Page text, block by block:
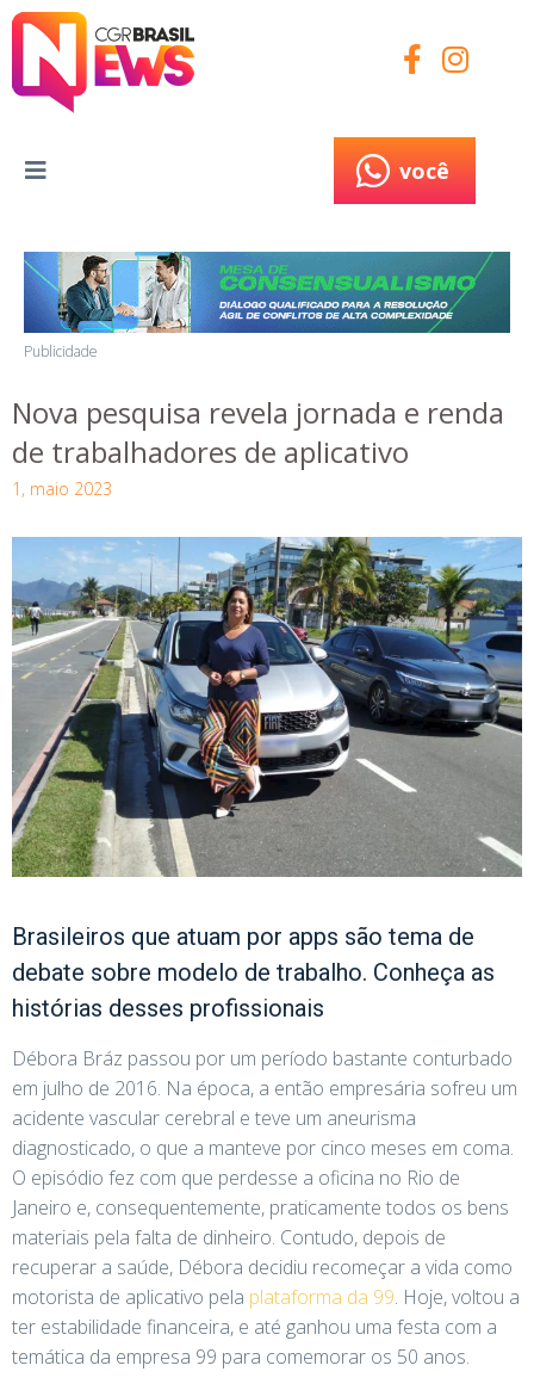
você
Publicidade
Nova pesquisa revela jornada e renda
de trabalhadores de aplicativo
1, maio 2023
Brasileiros que atuam por apps são tema de
debate sobre modelo de trabalho. Conheça as
histórias desses profissionais
Débora Bráz passou por um período bastante conturbado
em julho de 2016. Na época, a então empresária sofreu um
acidente vascular cerebral e teve um aneurisma
diagnosticado, o que a manteve por cinco meses em coma.
O episódio fez com que perdesse a oficina no Rio de
Janeiro e, consequentemente, praticamente todos os bens
materiais pela falta de dinheiro. Contudo, depois de
recuperar a saúde, Débora decidiu recomeçar a vida como
motorista de aplicativo pela plataforma da 99. Hoje, voltou a
ter estabilidade financeira, e até ganhou uma festa com a
temática da empresa 99 para comemorar os 50 anos.